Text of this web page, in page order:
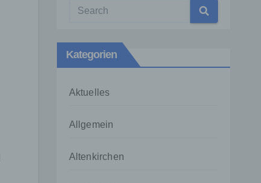
Kategorien
Aktuelles
Allgemein
Altenkirchen